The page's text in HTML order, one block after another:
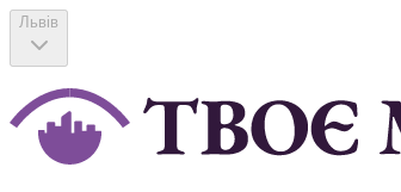
Львів